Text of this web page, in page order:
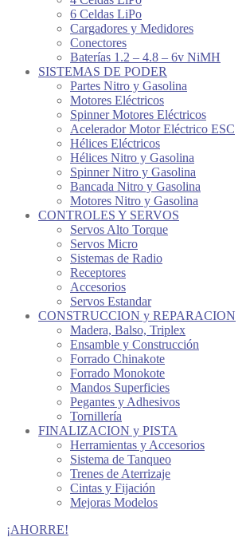
6 Celdas LiPo
Cargadores y Medidores
Conectores
Baterías 1.2 – 4.8 – 6v NiMH
SISTEMAS DE PODER
Partes Nitro y Gasolina
Motores Eléctricos
Spinner Motores Eléctricos
Acelerador Motor Eléctrico ESC
Hélices Eléctricos
Hélices Nitro y Gasolina
Spinner Nitro y Gasolina
Bancada Nitro y Gasolina
Motores Nitro y Gasolina
CONTROLES Y SERVOS
Servos Alto Torque
Servos Micro
Sistemas de Radio
Receptores
Accesorios
Servos Estandar
CONSTRUCCION y REPARACION
Madera, Balso, Triplex
Ensamble y Construcción
Forrado Chinakote
Forrado Monokote
Mandos Superficies
Pegantes y Adhesivos
Tornillería
FINALIZACION y PISTA
Herramientas y Accesorios
Sistema de Tanqueo
Trenes de Aterrizaje
Cintas y Fijación
Mejoras Modelos
¡AHORRE!